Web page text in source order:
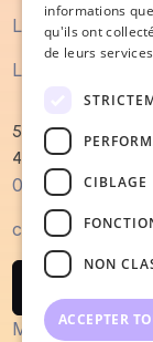
Le guide du
Le guide de la
52 Quai Magellan
44000 Nantes
0240022679
Mentions
informations
qu'ils ont
de leurs
CIBLAGE
NON
ACCEPTER